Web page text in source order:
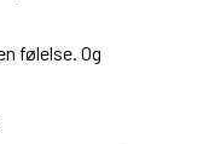
følelse. Og